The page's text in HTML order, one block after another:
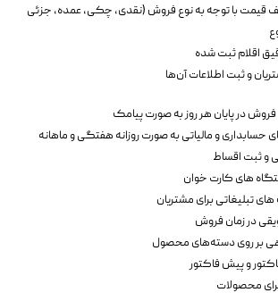
قیمت با توجه به نوع فروش (نقدی، چکی، عمده، جزئی
اقلام ثبت شده
و ثبت اطلاعات آن‌ها
در پایان هر روز به صورت پیامک
حسابداری و مالیاتی به صورت روزانه هفتگی و ماهانه
ثبت اقساط
های کارت خوان
تبلیغاتی برای مشتریان
در زمان فروش
بر روی دسته‌های محصول
و پیش فاکتور
محصولات